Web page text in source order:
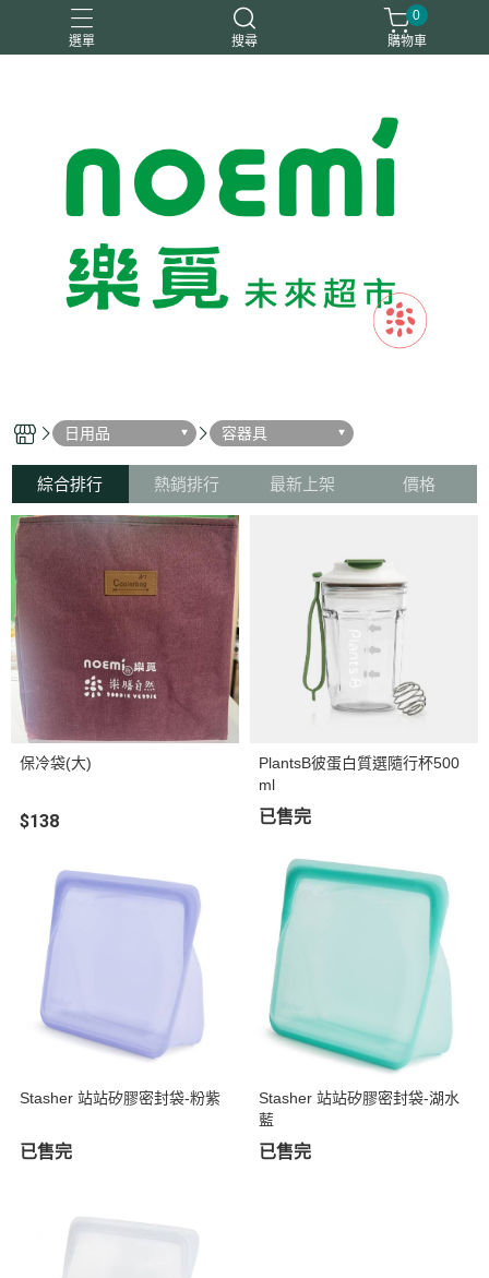
選單 搜尋
0
購物車
日用品 容器具
綜合排行 熱銷排行 最新上架 價格
保冷袋(大)
$138
PlantsB彼蛋白質選隨行杯500
ml
已售完
Stasher 站站矽膠密封袋-粉紫
已售完
Stasher 站站矽膠密封袋-湖水
藍
已售完